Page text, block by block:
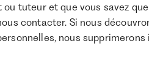
ou tuteur et que vous savez
contacter. Si nous
nous